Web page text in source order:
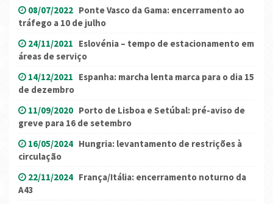
08/07/2022 Ponte Vasco da Gama: encerramento ao
tráfego a 10 de julho
24/11/2021 Eslovénia – tempo de estacionamento em
áreas de serviço
14/12/2021 Espanha: marcha lenta marca para o dia 15
de dezembro
11/09/2020 Porto de Lisboa e Setúbal: pré-aviso de
greve para 16 de setembro
16/05/2024 Hungria: levantamento de restrições à
circulação
22/11/2024 França/Itália: encerramento noturno da
A43